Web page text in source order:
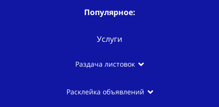
Популярное:
Услуги
Раздача листовок
Расклейка объявлений